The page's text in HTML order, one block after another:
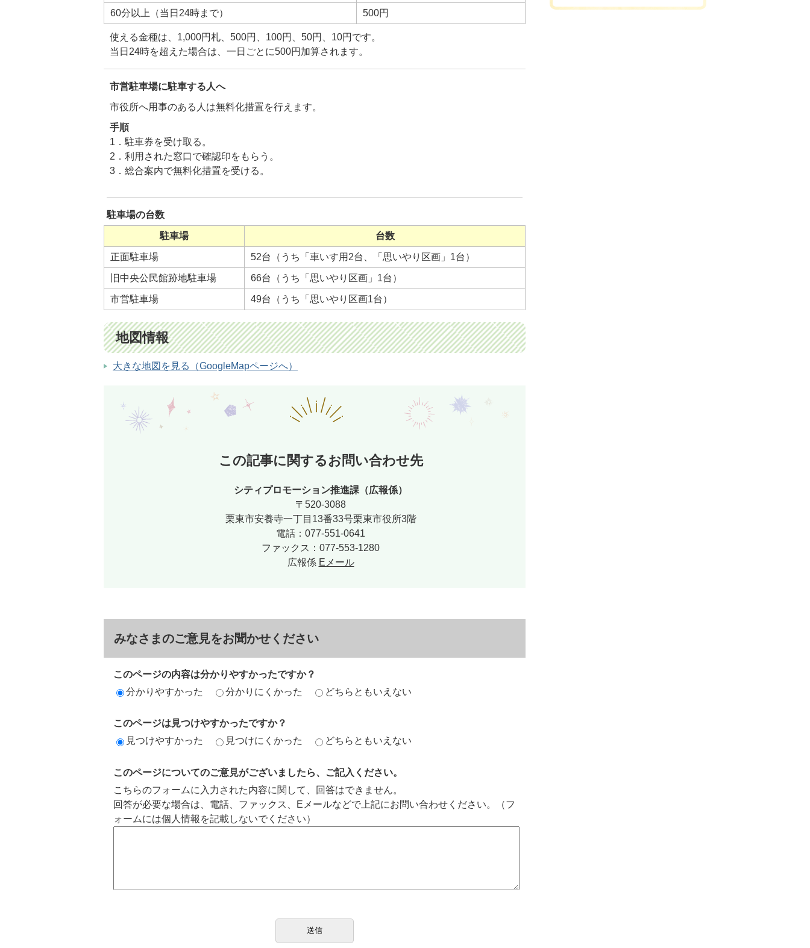
60分以上（当日24時まで） 500円
使える金種は、1,000円札、500円、100円、50円、10円です。
当日24時を超えた場合は、一日ごとに500円加算されます。
市営駐車場に駐車する人へ
市役所へ用事のある人は無料化措置を行えます。
手順
1．駐車券を受け取る。
2．利用された窓口で確認印をもらう。
3．総合案内で無料化措置を受ける。
駐車場の台数
駐車場 台数
正面駐車場 52台（うち「車いす用2台、「思いやり区画」1台）
旧中央公民館跡地駐車場 66台（うち「思いやり区画」1台）
市営駐車場 49台（うち「思いやり区画1台）
地図情報
大きな地図を見る（GoogleMapページへ）
この記事に関するお問い合わせ先
シティプロモーション推進課（広報係）
〒520-3088
栗東市安養寺一丁目13番33号栗東市役所3階
電話：077-551-0641
ファックス：077-553-1280
広報係 Eメール
みなさまのご意見をお聞かせください
このページの内容は分かりやすかったですか？
分かりやすかった
分かりにくかった どちらともいえない
このページは見つけやすかったですか？
見つけやすかった
見つけにくかった どちらともいえない
このページについてのご意見がございましたら、ご記入ください。
こちらのフォームに入力された内容に関して、回答はできません。
回答が必要な場合は、電話、ファックス、Eメールなどで上記にお問い合わせください。（フ
ォームには個人情報を記載しないでください）